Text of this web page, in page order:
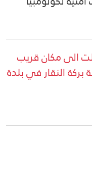
وصلت الى مكان قريب
النقار في بلدة